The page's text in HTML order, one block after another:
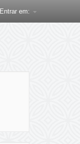
Entrar em: